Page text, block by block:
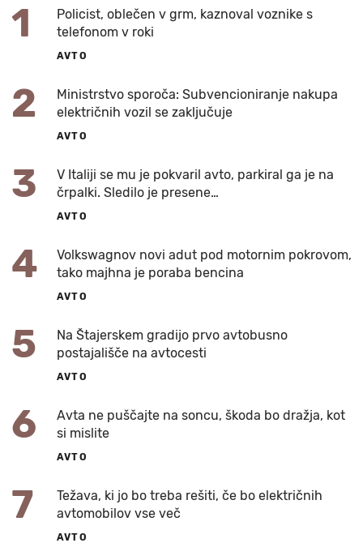
1
Policist, oblečen v grm, kaznoval voznike s
telefonom v roki
AVTO
2
Ministrstvo sporoča: Subvencioniranje nakupa
električnih vozil se zaključuje
AVTO
3
V Italiji se mu je pokvaril avto, parkiral ga je na
črpalki. Sledilo je presene…
AVTO
4
Volkswagnov novi adut pod motornim pokrovom,
tako majhna je poraba bencina
AVTO
5
Na Štajerskem gradijo prvo avtobusno
postajališče na avtocesti
AVTO
6
Avta ne puščajte na soncu, škoda bo dražja, kot
si mislite
AVTO
7
Težava, ki jo bo treba rešiti, če bo električnih
avtomobilov vse več
AVTO